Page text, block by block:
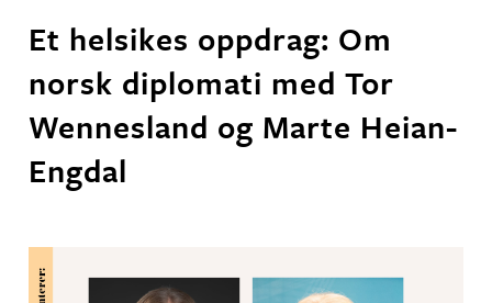
Et helsikes oppdrag: Om
norsk diplomati med Tor
Wennesland og Marte Heian-
Engdal